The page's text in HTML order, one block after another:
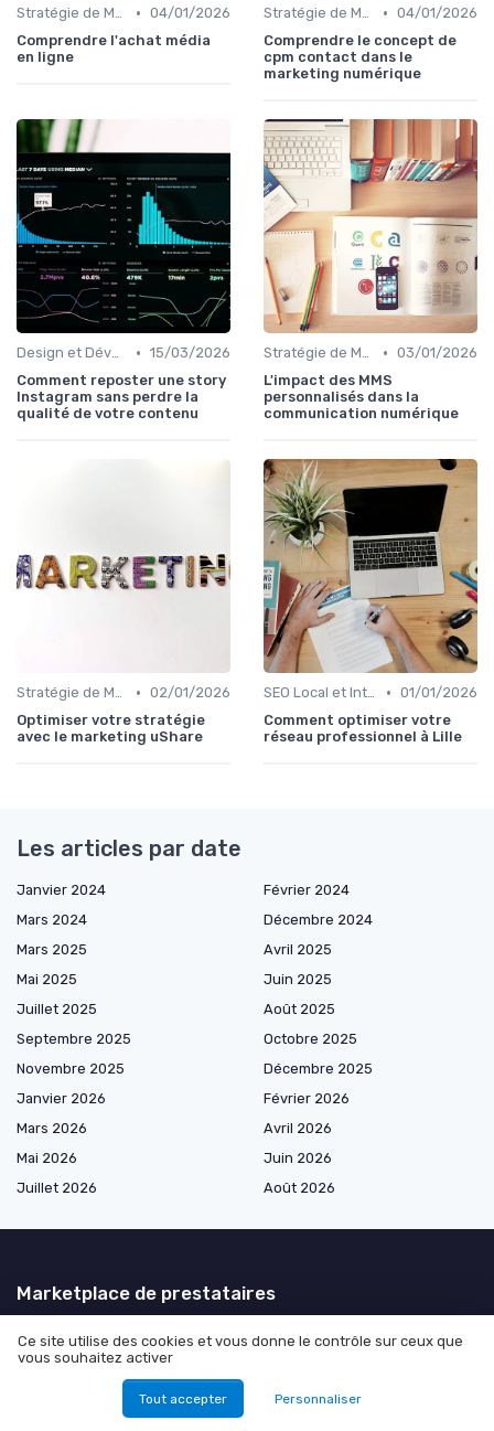
Stratégie de Marketing Digital • 04/01/2026
Comprendre l'achat média
en ligne
Stratégie de Marketing Digital • 04/01/2026
Comprendre le concept de
cpm contact dans le
marketing numérique
Design et Développement Web • 15/03/2026
Comment reposter une story
Instagram sans perdre la
qualité de votre contenu
Stratégie de Marketing Digital • 03/01/2026
L'impact des MMS
personnalisés dans la
communication numérique
Stratégie de Marketing Digital • 02/01/2026
Optimiser votre stratégie
avec le marketing uShare
SEO Local et International • 01/01/2026
Comment optimiser votre
réseau professionnel à Lille
Les articles par date
Janvier 2024
Février 2024
Mars 2024
Décembre 2024
Mars 2025
Avril 2025
Mai 2025
Juin 2025
Juillet 2025
Août 2025
Septembre 2025
Octobre 2025
Novembre 2025
Décembre 2025
Janvier 2026
Février 2026
Mars 2026
Avril 2026
Mai 2026
Juin 2026
Juillet 2026
Août 2026
Marketplace de prestataires
Comment obtenir des abonnés TikTok gratuitement
Ce site utilise des cookies et vous donne le contrôle sur ceux que
vous souhaitez activer
Tout accepter Personnaliser